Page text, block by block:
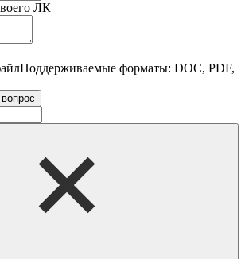
ЛК
Поддерживаемые форматы: DOC, PDF,